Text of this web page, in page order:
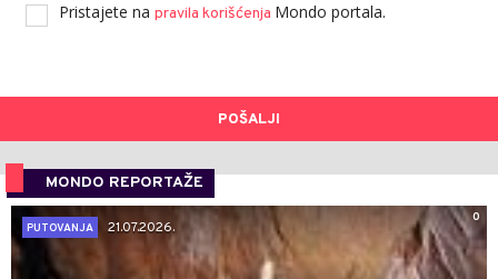
Pristajete na pravila korišćenja Mondo portala.
POŠALJI
MONDO REPORTAŽE
0
PUTOVANJA
21.07.2026.